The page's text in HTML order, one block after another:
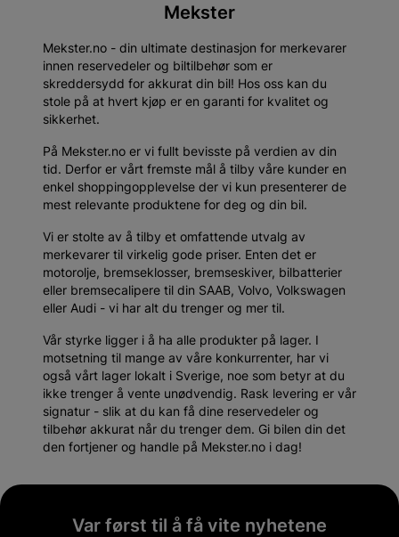
Mekster
Mekster.no - din ultimate destinasjon for merkevarer
innen reservedeler og biltilbehør som er
skreddersydd for akkurat din bil! Hos oss kan du
stole på at hvert kjøp er en garanti for kvalitet og
sikkerhet.
På Mekster.no er vi fullt bevisste på verdien av din
tid. Derfor er vårt fremste mål å tilby våre kunder en
enkel shoppingopplevelse der vi kun presenterer de
mest relevante produktene for deg og din bil.
Vi er stolte av å tilby et omfattende utvalg av
merkevarer til virkelig gode priser. Enten det er
motorolje, bremseklosser, bremseskiver, bilbatterier
eller bremsecalipere til din SAAB, Volvo, Volkswagen
eller Audi - vi har alt du trenger og mer til.
Vår styrke ligger i å ha alle produkter på lager. I
motsetning til mange av våre konkurrenter, har vi
også vårt lager lokalt i Sverige, noe som betyr at du
ikke trenger å vente unødvendig. Rask levering er vår
signatur - slik at du kan få dine reservedeler og
tilbehør akkurat når du trenger dem. Gi bilen din det
den fortjener og handle på Mekster.no i dag!
Var først til å få vite nyhetene